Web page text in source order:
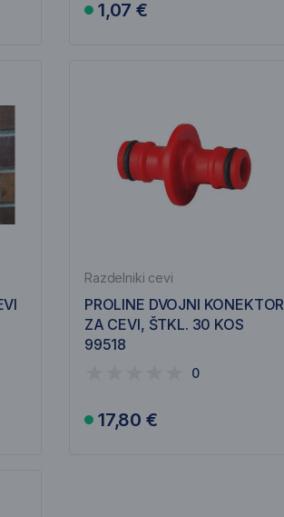
1,07 €
Razdelniki cevi
PROLINE DVOJNI KONEKTOR
ZA CEVI, ŠTKL. 30 KOS
99518
0
17,80 €